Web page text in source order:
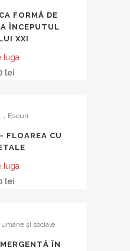
FORMĂ DE
ÎNCEPUTUL
XXI
Iuga
lei
Eseuri
FLOAREA CU
Iuga
lei
şi sociale
ÎN